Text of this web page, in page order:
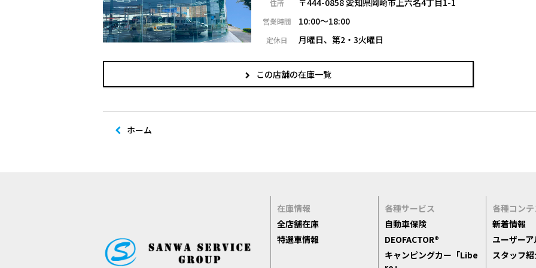
住所
営業時間 10:00～18:00
定休日 月曜日、第2・3火曜日
この店舗の在庫一覧
ホーム
在庫情報
全店舗在庫
特選車情報
各種サービス
自動車保険
DEOFACTOR®
キャンピングカー「Libe
各種コン
新着情報
ユーザー
スタッフ